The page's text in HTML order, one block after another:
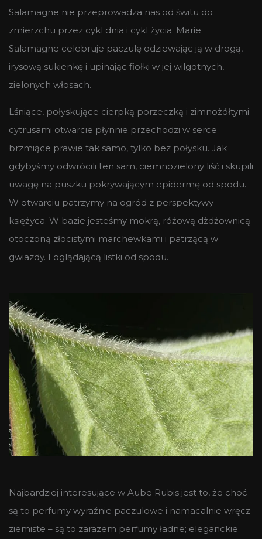
Salamagne nie przeprowadza nas od świtu do
zmierzchu przez cykl dnia i cykl życia. Marie
Salamagne celebruje paczulę odziewając ją w drogą,
irysową sukienkę i upinając fiołki w jej wilgotnych,
zielonych włosach.
Lśniące, połyskujące cierpką porzeczką i zimnożółtymi
cytrusami otwarcie płynnie przechodzi w serce
brzmiące prawie tak samo, tylko bez połysku. Jak
gdybyśmy odwrócili ten sam, ciemnozielony liść i skupili
uwagę na puszku pokrywającym epidermę od spodu.
W otwarciu patrzymy na ogród z perspektywy
księżyca. W bazie jesteśmy mokrą, różową dżdżownicą
otoczoną złocistymi marchewkami i patrzącą w
gwiazdy. I oglądającą listki od spodu.
Najbardziej interesujące w Aube Rubis jest to, że choć
są to perfumy wyraźnie paczulowe i namacalnie wręcz
ziemiste – są to zarazem perfumy ładne; eleganckie